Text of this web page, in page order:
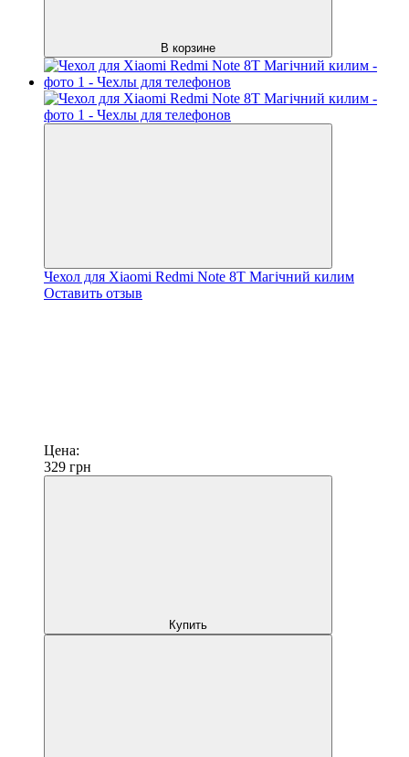
В корзине
Чехол для Xiaomi Redmi Note 8T Магічний килим
Оставить отзыв
Цена:
329 грн
Купить